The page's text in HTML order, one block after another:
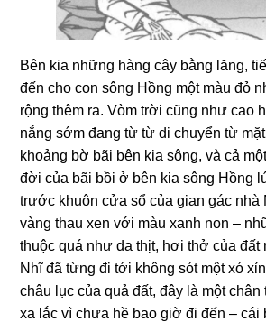
Bên kia những hàng cây bằng lăng,
đến cho con sông Hồng một màu đỏ
rộng thêm ra. Vòm trời cũng như cao
nắng sớm đang từ từ di chuyển từ
khoảng bờ bãi bên kia sông, và cả
đời của bãi bồi ở bên kia sông Hồng
trước khuôn cửa sổ của gian gác nhà
vàng thau xen với màu xanh non –
thuộc quá như da thịt, hơi thở của đất
Nhĩ đã từng đi tới không sót một xó
châu lục của quả đất, đây là một
xa lắc vì chưa hề bao giờ đi đến – cái